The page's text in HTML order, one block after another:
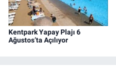
Kentpark Yapay Plajı 6
Ağustos’ta Açılıyor